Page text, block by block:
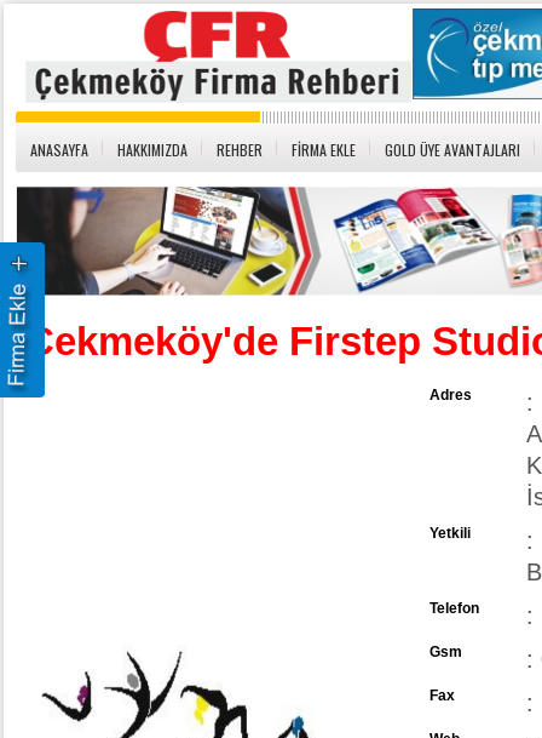
ANASAYFA HAKKIMIZDA REHBER FİRMA EKLE GOLD ÜYE AVANTAJLARI
Çekmeköy'de Firstep
Adres
:
Yetkili
:
Telefon :
Gsm :
Fax :